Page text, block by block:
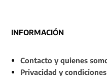
INFORMACIÓN
Contacto y quienes
Privacidad y